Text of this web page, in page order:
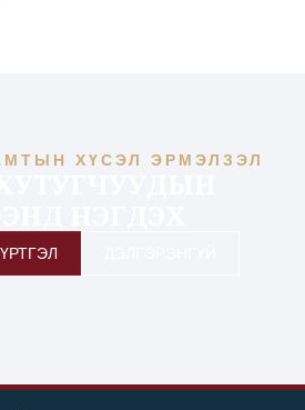
ХҮСЭЛ ЭРМЭЛЗЭЛ